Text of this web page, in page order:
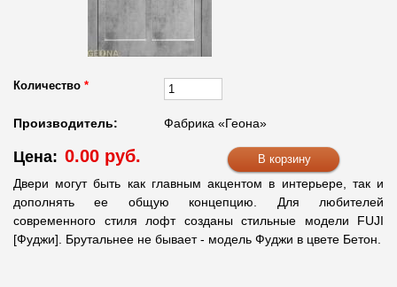
Количество *
Производитель: Фабрика «Геона»
Цена: 0.00 руб.
Двери могут быть как главным акцентом в интерьере, так и
дополнять ее общую концепцию. Для любителей
современного стиля лофт созданы стильные модели FUJI
[Фуджи]. Брутальнее не бывает - модель Фуджи в цвете Бетон.